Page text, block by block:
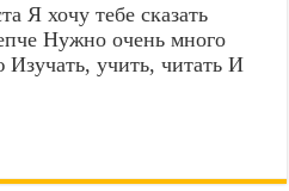
Я хочу тебе сказать
Нужно очень много
учить, читать И